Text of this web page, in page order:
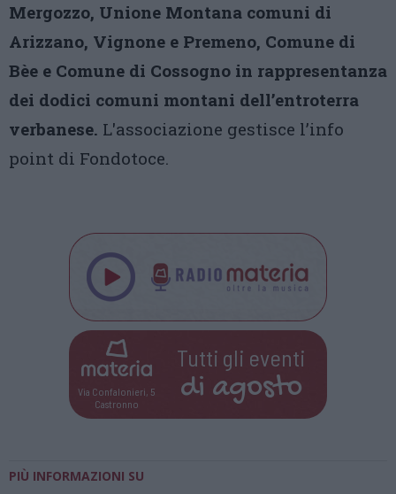
Mergozzo, Unione Montana comuni di
Arizzano, Vignone e Premeno, Comune di
Bèe e Comune di Cossogno in rappresentanza
dei dodici comuni montani dell’entroterra
verbanese. L'associazione gestisce l’info
point di Fondotoce.
Via Confalonieri, 5
Castronno
Tutti gli eventi
di agosto
PIÙ INFORMAZIONI SU